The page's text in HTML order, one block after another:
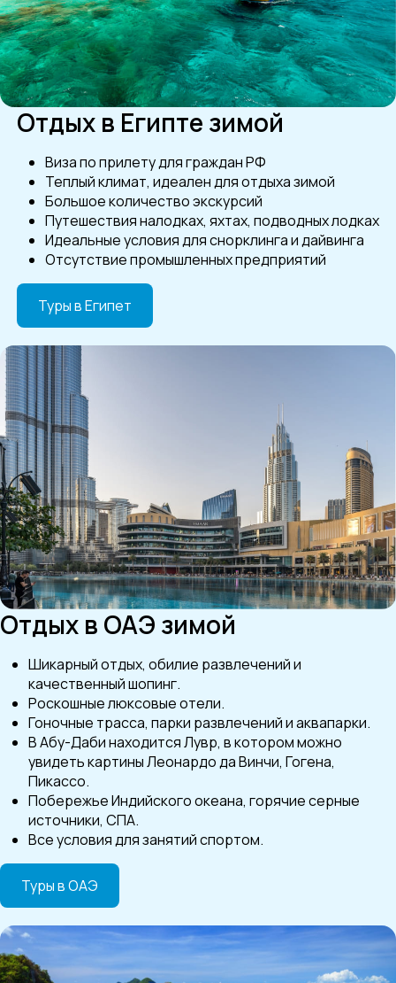
Отдых в Египте зимой
Виза по прилету для граждан РФ
Теплый климат, идеален для отдыха зимой
Большое количество экскурсий
Путешествия налодках, яхтах, подводных лодках
Идеальные условия для снорклинга и дайвинга
Отсутствие промышленных предприятий
Туры в Египет
Отдых в ОАЭ зимой
Шикарный отдых, обилие развлечений и
качественный шопинг.
Роскошные люксовые отели.
Гоночные трасса, парки развлечений и аквапарки.
В Абу-Даби находится Лувр, в котором можно
увидеть картины Леонардо да Винчи, Гогена,
Пикассо.
Побережье Индийского океана, горячие серные
источники, СПА.
Все условия для занятий спортом.
Туры в ОАЭ